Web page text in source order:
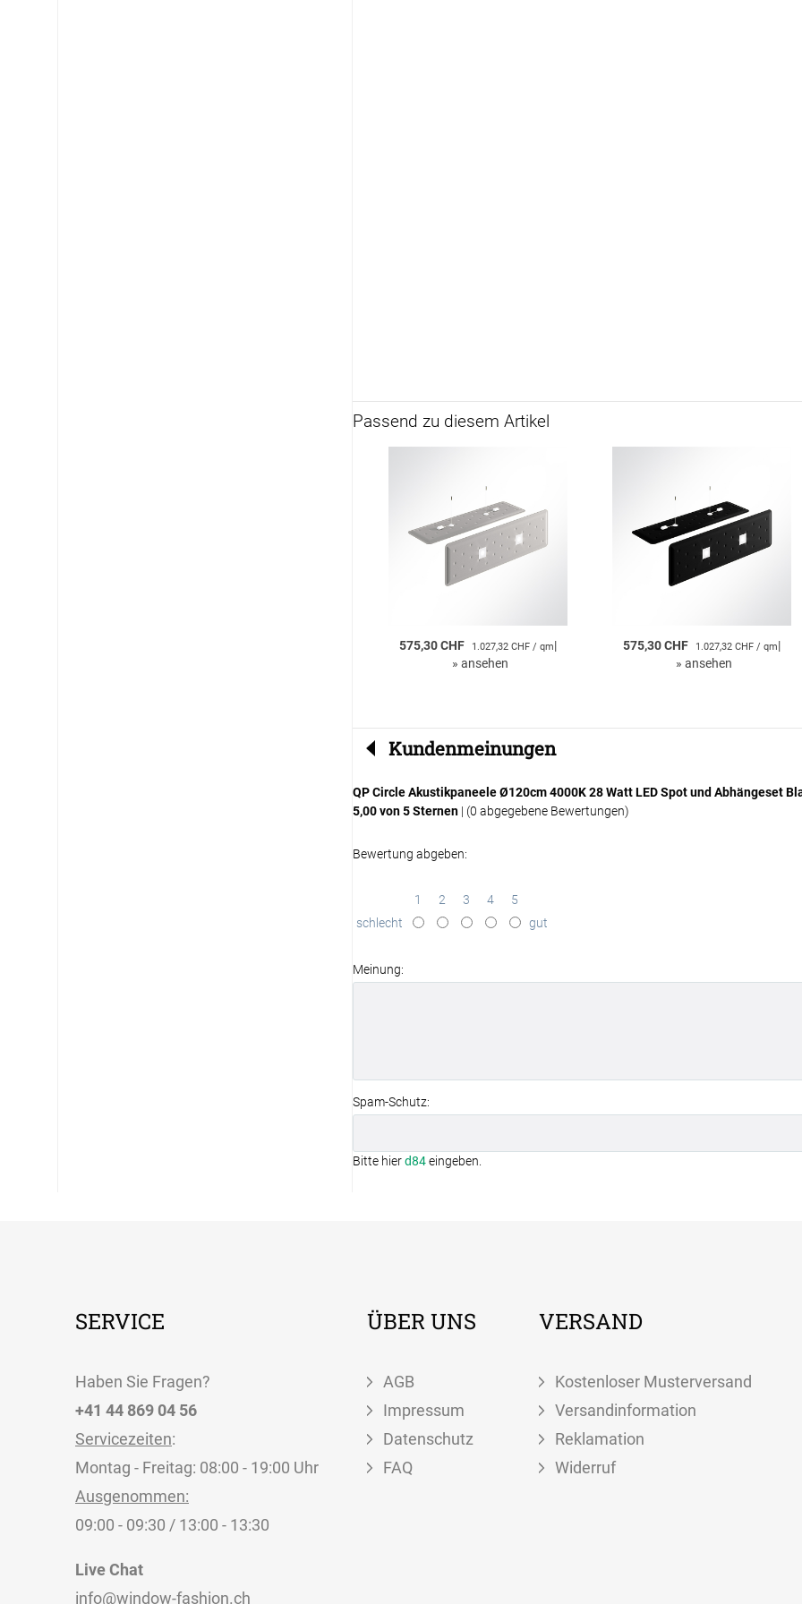
Passend zu diesem Artikel
575,30 CHF 1.027,32 CHF / qm|
» ansehen
575,30 CHF 1.027,32 CHF / qm|
» ansehen
Kundenmeinungen
QP Circle Akustikpaneele Ø120cm 4000K 28 Watt LED Spot und Abhängeset
5,00von 5 Sternen | (0 abgegebene Bewertungen)
Bewertung abgeben:
1 2 3 4
5
schlecht
gut
Meinung:
Spam-Schutz:
Bitte hierd84eingeben.
SERVICE
Haben Sie Fragen?
+41 44 869 04 56
Servicezeiten:
Montag - Freitag: 08:00 - 19:00 Uhr
Ausgenommen:
09:00 - 09:30 / 13:00 - 13:30
Live Chat
info@window-fashion.ch
ÜBER UNS
AGB
Impressum
Datenschutz
FAQ
VERSAND
Kostenloser Musterversand
Versandinformation
Reklamation
Widerruf